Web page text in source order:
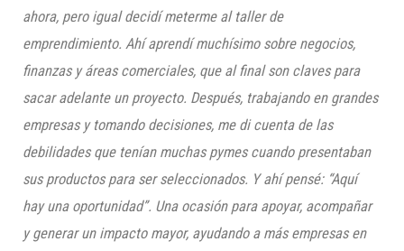
ahora, pero igual decidí meterme al taller de
emprendimiento. Ahí aprendí muchísimo sobre negocios,
finanzas y áreas comerciales, que al final son claves para
sacar adelante un proyecto. Después, trabajando en grandes
empresas y tomando decisiones, me di cuenta de las
debilidades que tenían muchas pymes cuando presentaban
sus productos para ser seleccionados. Y ahí pensé: “Aquí
hay una oportunidad”. Una ocasión para apoyar, acompañar
y generar un impacto mayor, ayudando a más empresas en